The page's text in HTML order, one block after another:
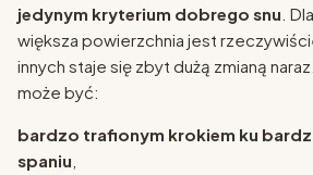
jedynym kryterium dobrego snu .
większa powierzchnia jest
innych staje się zbyt dużą zmianą
może być:
bardzo trafionym krokiem ku
spaniu